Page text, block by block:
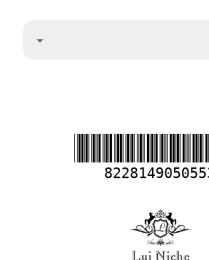
arrow_drop_down